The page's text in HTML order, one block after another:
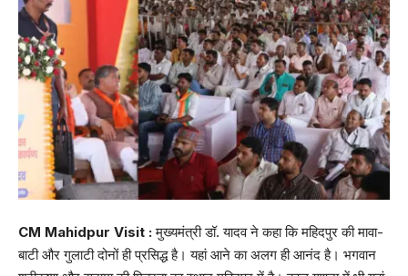
CM Mahidpur Visit :मुख्यमंत्री डॉ. यादव ने कहा कि महिदपुर की मावा-
बाटी और गुलाटी दोनों ही प्रसिद्ध है। यहां आने का अलग ही आनंद है। भगवान